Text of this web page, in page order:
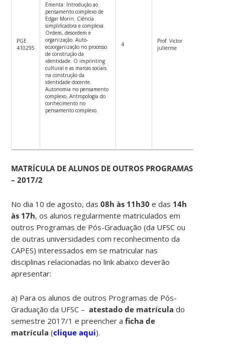
PGE
410295
Ementa: Introdução ao
pensamento complexo de
Edgar Morin. Ciência
simplificadora e complexa.
Ordem, desordem e
organização. Auto-
ecoorganização no processo
de construção da
identidade. O imprinting
cultural e as marcas sociais
na construção da
identidade docente.
Autonomia no pensamento
complexo. Antropologia do
conhecimento no
pensamento complexo.
4
Prof. Victor
julierme
MATRÍCULA DE ALUNOS DE OUTROS PROGRAMAS
– 2017/2
No dia 10 de agosto, das08h às 11h30e das 14h
às 17h, os alunos regularmente matriculados em
outros Programas de Pós-Graduação (da UFSC ou
de outras universidades com reconhecimento da
CAPES) interessados em se matricular nas
disciplinas relacionadas no link abaixo deverão
apresentar:
a) Para os alunos de outros Programas de Pós-
Graduação da UFSC –atestado de matrícula do
semestre 2017/1 e preencher aficha de
matrícula (clique aqui).